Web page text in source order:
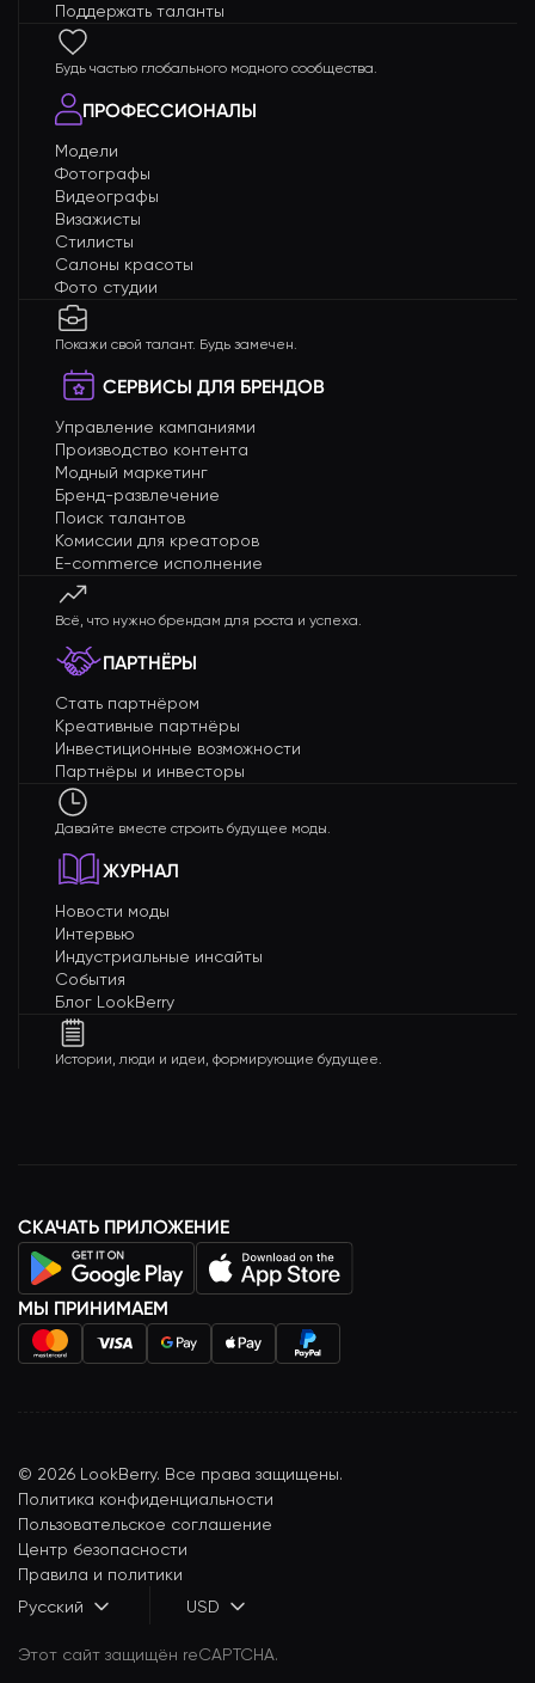
Поддержать таланты
Будь частью глобального модного сообщества.
ПРОФЕССИОНАЛЫ
Модели
Фотографы
Видеографы
Визажисты
Стилисты
Салоны красоты
Фото студии
Покажи свой талант. Будь замечен.
СЕРВИСЫ ДЛЯ БРЕНДОВ
Управление кампаниями
Производство контента
Модный маркетинг
Бренд-развлечение
Поиск талантов
Комиссии для креаторов
E-commerce исполнение
Всё, что нужно брендам для роста и успеха.
ПАРТНЁРЫ
Стать партнёром
Креативные партнёры
Инвестиционные возможности
Партнёры и инвесторы
Давайте вместе строить будущее моды.
ЖУРНАЛ
Новости моды
Интервью
Индустриальные инсайты
События
Блог LookBerry
Истории, люди и идеи, формирующие будущее.
СКАЧАТЬ ПРИЛОЖЕНИЕ
МЫ ПРИНИМАЕМ
© 2026 LookBerry. Все права защищены.
Политика конфиденциальности
Пользовательское соглашение
Центр безопасности
Правила и политики
Русский
USD
Этот сайт защищён reCAPTCHA.